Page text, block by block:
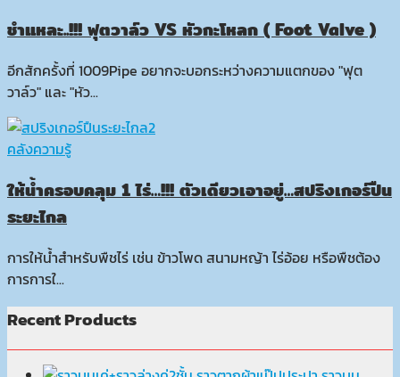
ชำแหละ..!!! ฟุตวาล์ว VS หัวกะโหลก ( Foot Valve )
อีกสักครั้งที่ 1009Pipe อยากจะบอกระหว่างความแตกของ "ฟุต
วาล์ว" และ "หัว...
คลังความรู้
ให้น้ำครอบคลุม 1 ไร่…!!! ตัวเดียวเอาอยู่…สปริงเกอร์ปืน
ระยะไกล
การให้น้ำสำหรับพืชไร่ เช่น ข้าวโพด สนามหญ้า ไร่อ้อย หรือพืชต้อง
การการใ...
Recent Products